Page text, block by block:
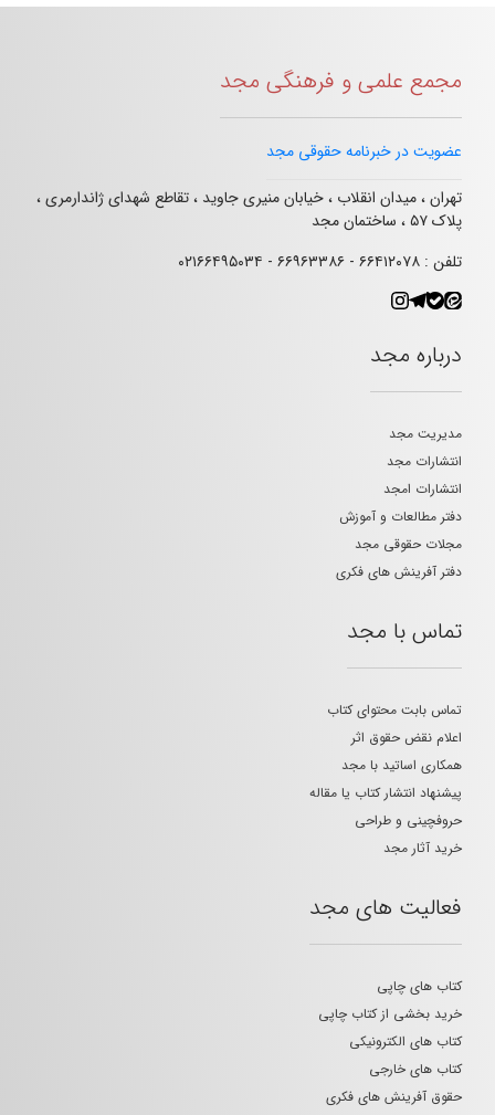
مجمع علمی و فرهنگی مجد
عضویت در خبرنامه حقوقی مجد
تهران ، میدان انقلاب ، خیابان منیری جاوید ، تقاطع شهدای ژاندارمری ،
پلاک ۵۷ ، ساختمان مجد
تلفن : ۶۶۴۱۲۰۷۸ - ۶۶۹۶۳۳۸۶ - ۰۲۱۶۶۴۹۵۰۳۴
درباره مجد
مدیریت مجد
انتشارات مجد
انتشارات امجد
دفتر مطالعات و آموزش
مجلات حقوقی مجد
دفتر آفرینش های فکری
تماس با مجد
تماس بابت محتوای کتاب
اعلام نقض حقوق اثر
همکاری اساتید با مجد
پیشنهاد انتشار کتاب یا مقاله
حروفچینی و طراحی
خرید آثار مجد
فعالیت های مجد
کتاب های چاپی
خرید بخشی از کتاب چاپی
کتاب های الکترونیکی
کتاب های خارجی
حقوق آفرینش های فکری